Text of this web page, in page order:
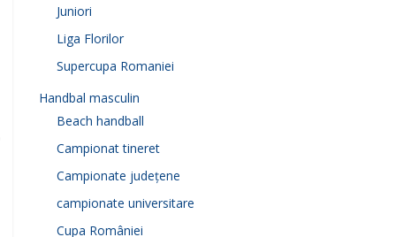
Juniori
Liga Florilor
Supercupa Romaniei
Handbal masculin
Beach handball
Campionat tineret
Campionate județene
campionate universitare
Cupa României